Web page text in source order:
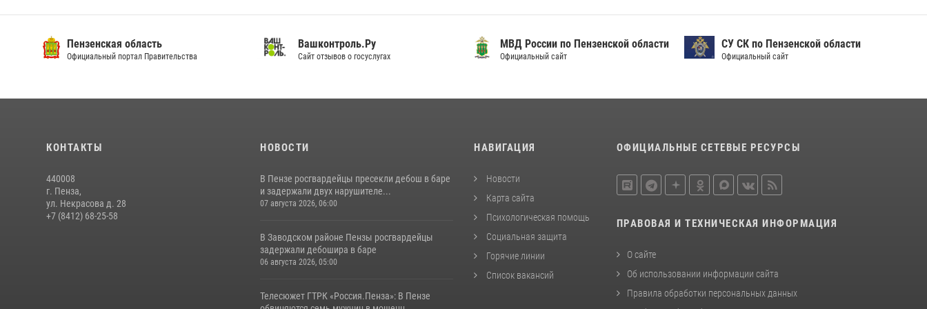
Пензенская область
Официальный портал Правительства
Вашконтроль.Ру
Сайт отзывов о госуслугах
МВД России по Пензенской области
Официальный сайт
СУ СК по Пензенской области
Официальный сайт
КОНТАКТЫ
440008
г. Пенза,
ул. Некрасова д. 28
+7 (8412) 68-25-58
НОВОСТИ
В Пензе росгвардейцы пресекли дебош в баре
и задержали двух нарушителе...
07 августа 2026, 06:00
В Заводском районе Пензы росгвардейцы
задержали дебошира в баре
06 августа 2026, 05:00
Телесюжет ГТРК «Россия.Пенза»: В Пензе
НАВИГАЦИЯ
Новости
Карта сайта
Психологическая помощь
Социальная защита
Горячие линии
Список вакансий
ОФИЦИАЛЬНЫЕ СЕТЕВЫЕ РЕСУРСЫ
ПРАВОВАЯ И ТЕХНИЧЕСКАЯ ИНФОРМАЦИЯ
О сайте
Об использовании информации сайта
Правила обработки персональных данных